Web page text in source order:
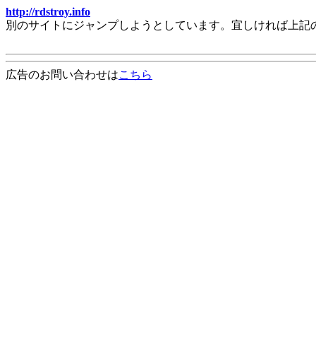
http://rdstroy.info
別のサイトにジャンプしようとしています。宜しければ上
広告のお問い合わせはこちら